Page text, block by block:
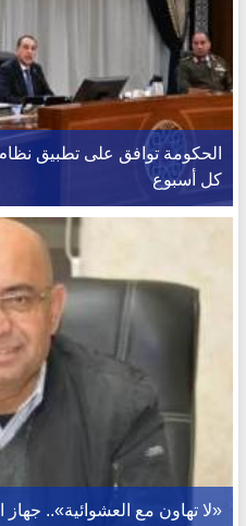
الحكومة توافق على تطبيق
كل أسبوع
«لا تهاون مع العشوائية»..